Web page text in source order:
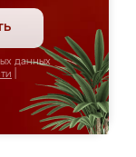
данных